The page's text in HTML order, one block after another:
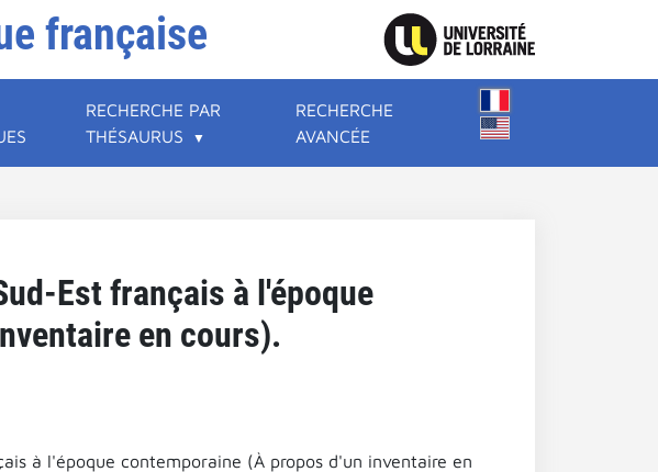
française
RECHERCHE PAR
THÉSAURUS
RECHERCHE
AVANCÉE
Est français à l'époque
en cours).
à l'époque contemporaine (À propos d'un inventaire en